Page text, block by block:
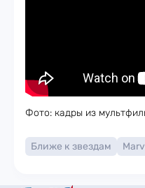
Фото: кадры из
Ближе к звездам